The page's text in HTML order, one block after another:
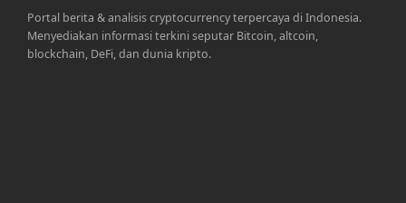
Portal berita & analisis cryptocurrency terpercaya di Indonesia.
Menyediakan informasi terkini seputar Bitcoin, altcoin,
blockchain, DeFi, dan dunia kripto.